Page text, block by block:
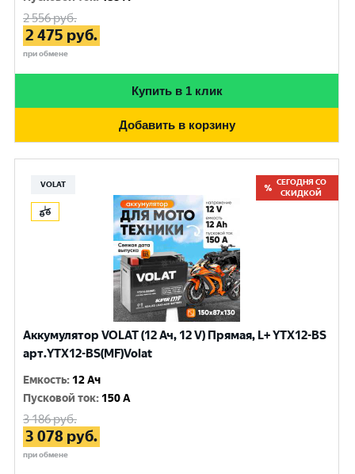
2 556руб.
2 475 руб.
при обмене
Купить в 1 клик
Добавить в корзину
VOLAT
СЕГОДНЯ СО
СКИДКОЙ
Аккумулятор VOLAT (12 Ач, 12 V) Прямая, L+ YTX12-BS
арт.YTX12-BS(MF)Volat
Емкость: 12 Ач
Пусковой ток: 150 A
3 186руб.
3 078 руб.
при обмене